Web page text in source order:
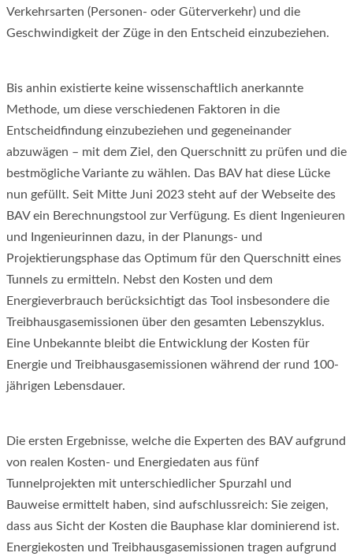
Verkehrsarten (Personen- oder Güterverkehr) und die
Geschwindigkeit der Züge in den Entscheid einzubeziehen.
Bis anhin existierte keine wissenschaftlich anerkannte
Methode, um diese verschiedenen Faktoren in die
Entscheidfindung einzubeziehen und gegeneinander
abzuwägen – mit dem Ziel, den Querschnitt zu prüfen und die
bestmögliche Variante zu wählen. Das BAV hat diese Lücke
nun gefüllt. Seit Mitte Juni 2023 steht auf der Webseite des
BAV ein Berechnungstool zur Verfügung. Es dient Ingenieuren
und Ingenieurinnen dazu, in der Planungs- und
Projektierungsphase das Optimum für den Querschnitt eines
Tunnels zu ermitteln. Nebst den Kosten und dem
Energieverbrauch berücksichtigt das Tool insbesondere die
Treibhausgasemissionen über den gesamten Lebenszyklus.
Eine Unbekannte bleibt die Entwicklung der Kosten für
Energie und Treibhausgasemissionen während der rund 100-
jährigen Lebensdauer.
Die ersten Ergebnisse, welche die Experten des BAV aufgrund
von realen Kosten- und Energiedaten aus fünf
Tunnelprojekten mit unterschiedlicher Spurzahl und
Bauweise ermittelt haben, sind aufschlussreich: Sie zeigen,
dass aus Sicht der Kosten die Bauphase klar dominierend ist.
Energiekosten und Treibhausgasemissionen tragen aufgrund